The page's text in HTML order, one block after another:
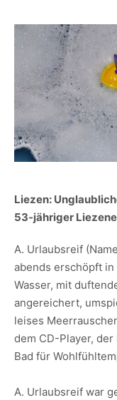
Liezen:
53-jähriger
A. Urlaubsreif
abends erschöpft in
Wasser, mit
angereichert,
leises
dem CD-Player,
Bad für
A. Urlaubsreif war